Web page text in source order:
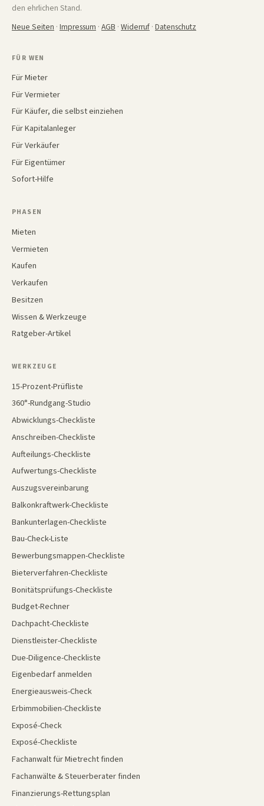
den ehrlichen Stand.
Neue Seiten · Impressum · AGB · Widerruf · Datenschutz
FÜR WEN
Für Mieter
Für Vermieter
Für Käufer, die selbst einziehen
Für Kapitalanleger
Für Verkäufer
Für Eigentümer
Sofort-Hilfe
PHASEN
Mieten
Vermieten
Kaufen
Verkaufen
Besitzen
Wissen & Werkzeuge
Ratgeber-Artikel
WERKZEUGE
15-Prozent-Prüfliste
360°-Rundgang-Studio
Abwicklungs-Checkliste
Anschreiben-Checkliste
Aufteilungs-Checkliste
Aufwertungs-Checkliste
Auszugsvereinbarung
Balkonkraftwerk-Checkliste
Bankunterlagen-Checkliste
Bau-Check-Liste
Bewerbungsmappen-Checkliste
Bieterverfahren-Checkliste
Bonitätsprüfungs-Checkliste
Budget-Rechner
Dachpacht-Checkliste
Dienstleister-Checkliste
Due-Diligence-Checkliste
Eigenbedarf anmelden
Energieausweis-Check
Erbimmobilien-Checkliste
Exposé-Check
Exposé-Checkliste
Fachanwalt für Mietrecht finden
Fachanwälte & Steuerberater finden
Finanzierungs-Rettungsplan